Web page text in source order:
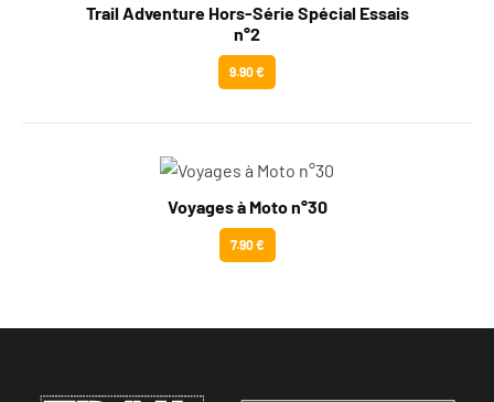
Trail Adventure Hors-Série Spécial Essais
n°2
9.90 €
Voyages à Moto n°30
7.90 €